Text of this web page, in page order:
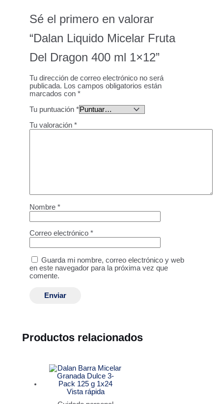
Sé el primero en valorar
“Dalan Liquido Micelar Fruta
Del Dragon 400 ml 1×12”
Tu dirección de correo electrónico no será
publicada. Los campos obligatorios están
marcados con *
Tu puntuación *
Tu valoración *
Nombre *
Correo electrónico *
Guarda mi nombre, correo electrónico y web
en este navegador para la próxima vez que
comente.
Productos relacionados
Vista rápida